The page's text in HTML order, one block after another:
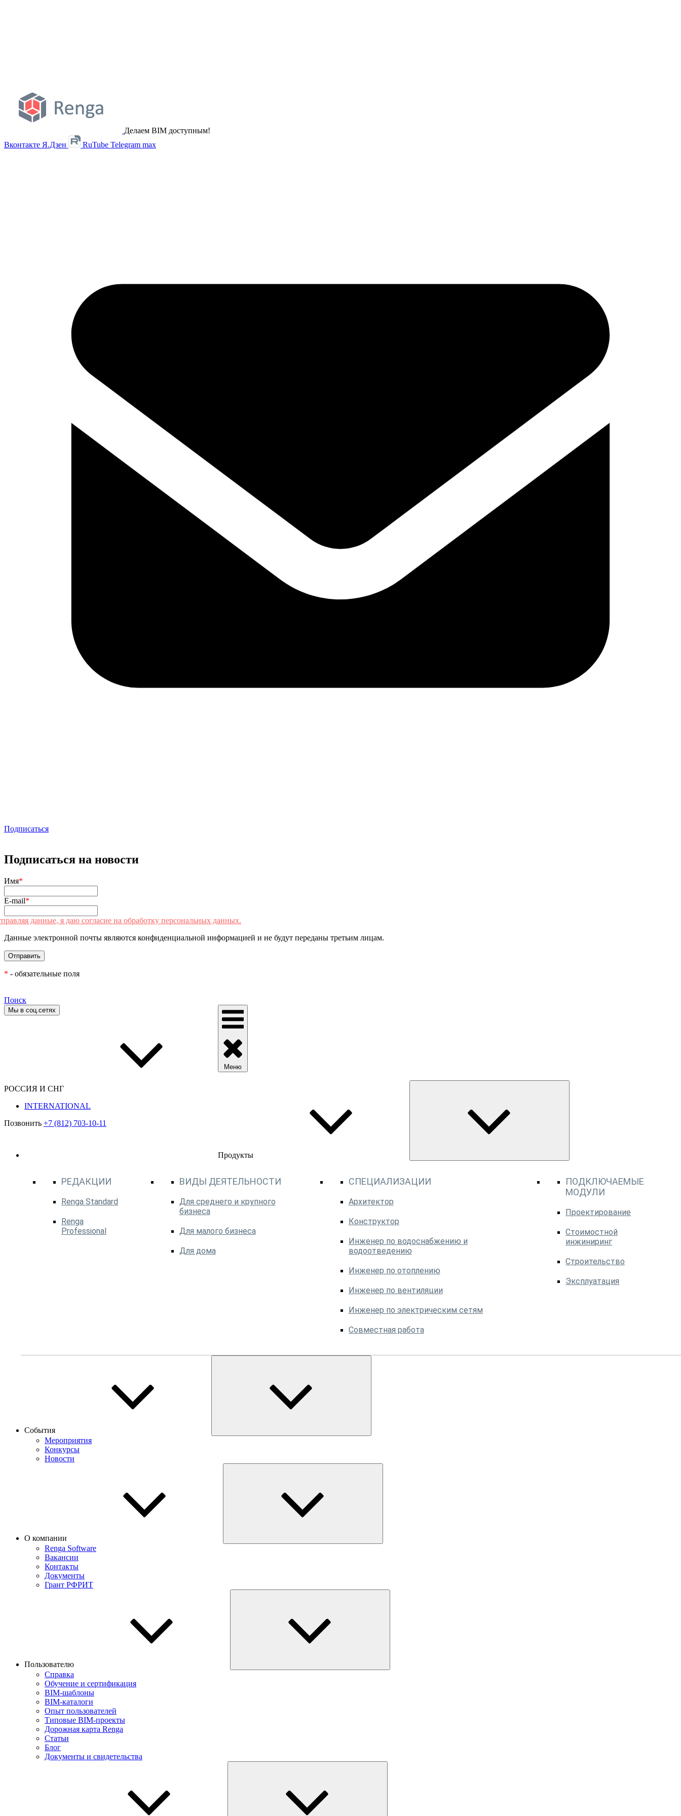
Делаем BIM доступным!
Вконтакте Я.Дзен RuTube Telegram max
Подписаться
Подписаться на новости
Имя*
E-mail*
данные, я даю согласие на обработку персональных данных.
Данные электронной почты являются конфиденциальной информацией и не будут переданы третьим лицам.
* - обязательные поля
Поиск
Мы в соц.сетях
РОССИЯ И СНГ
INTERNATIONAL
Позвонить +7 (812) 703-10-11
Меню
Продукты
РЕДАКЦИИ
Renga Standard
Renga
Professional
ВИДЫ ДЕЯТЕЛЬНОСТИ
Для среднего и крупного
бизнеса
Для малого бизнеса
Для дома
СПЕЦИАЛИЗАЦИИ
Архитектор
Конструктор
Инженер по водоснабжению и
водоотведению
Инженер по отоплению
Инженер по вентиляции
Инженер по электрическим сетям
Совместная работа
ПОДКЛЮЧАЕМЫЕ
МОДУЛИ
Проектирование
Стоимостной
инжиниринг
Строительство
Эксплуатация
События
Мероприятия
Конкурсы
Новости
О компании
Renga Software
Вакансии
Контакты
Документы
Грант РФРИТ
Пользователю
Справка
Обучение и сертификация
BIM-шаблоны
BIM-каталоги
Опыт пользователей
Типовые BIM-проекты
Дорожная карта Renga
Статьи
Блог
Документы и свидетельства